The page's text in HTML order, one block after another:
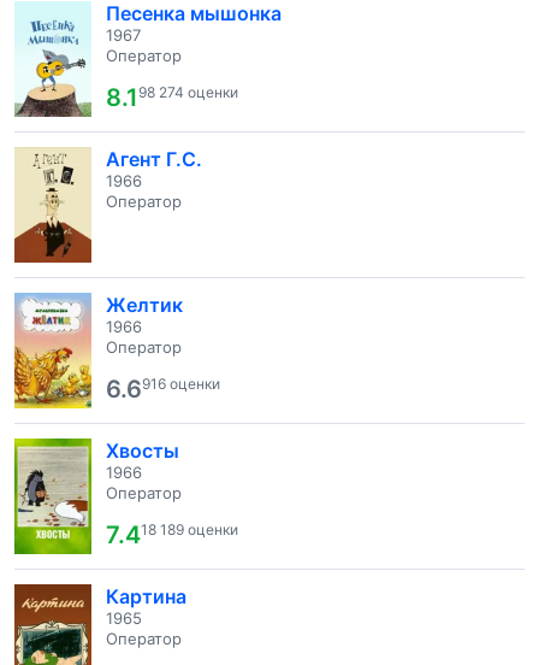
Песенка мышонка
1967
Оператор
8.198 274 оценки
Агент Г.С.
1966
Оператор
Желтик
1966
Оператор
6.6916 оценки
Хвосты
1966
Оператор
7.418 189 оценки
Картина
1965
Оператор